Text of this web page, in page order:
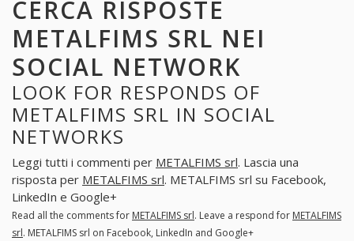
CERCA RISPOSTE
METALFIMS SRL NEI
SOCIAL NETWORK
LOOK FOR RESPONDS OF
METALFIMS SRL IN SOCIAL
NETWORKS
Leggi tutti i commenti per METALFIMS srl. Lascia una
risposta per METALFIMS srl. METALFIMS srl su Facebook,
LinkedIn e Google+
Read all the comments for METALFIMS srl. Leave a respond for METALFIMS
srl. METALFIMS srl on Facebook, LinkedIn and Google+